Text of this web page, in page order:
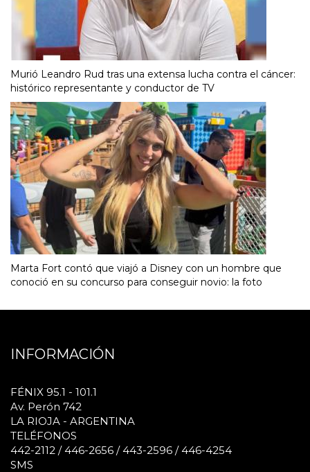
Murió Leandro Rud tras una extensa lucha contra el cáncer:
histórico representante y conductor de TV
Marta Fort contó que viajó a Disney con un hombre que
conoció en su concurso para conseguir novio: la foto
INFORMACIÓN
FÉNIX 95.1 - 101.1
Av. Perón 742
LA RIOJA - ARGENTINA
TELÉFONOS
442-2112 / 446-2656 / 443-2596 / 446-4254
SMS